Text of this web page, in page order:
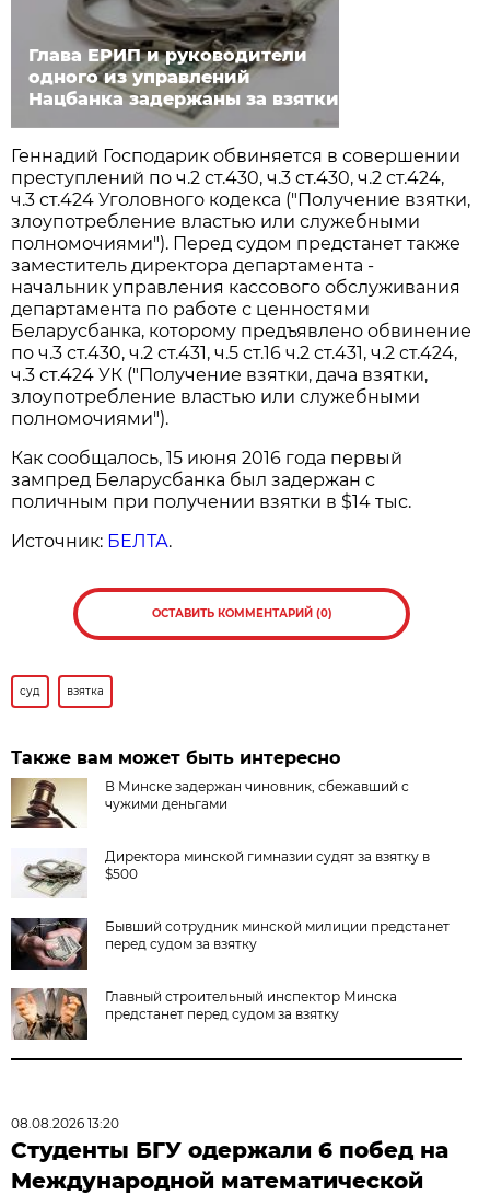
Глава ЕРИП и руководители
одного из управлений
Нацбанка задержаны за взятки
Геннадий Господарик обвиняется в совершении
преступлений по ч.2 ст.430, ч.3 ст.430, ч.2 ст.424,
ч.3 ст.424 Уголовного кодекса ("Получение взятки,
злоупотребление властью или служебными
полномочиями"). Перед судом предстанет также
заместитель директора департамента -
начальник управления кассового обслуживания
департамента по работе с ценностями
Беларусбанка, которому предъявлено обвинение
по ч.3 ст.430, ч.2 ст.431, ч.5 ст.16 ч.2 ст.431, ч.2 ст.424,
ч.3 ст.424 УК ("Получение взятки, дача взятки,
злоупотребление властью или служебными
полномочиями").
Как сообщалось, 15 июня 2016 года первый
зампред Беларусбанка был задержан с
поличным при получении взятки в $14 тыс.
Источник: БЕЛТА.
ОСТАВИТЬ КОММЕНТАРИЙ (0)
суд взятка
Также вам может быть интересно
В Минске задержан чиновник, сбежавший с
чужими деньгами
Директора минской гимназии судят за взятку в
$500
Бывший сотрудник минской милиции предстанет
перед судом за взятку
Главный строительный инспектор Минска
предстанет перед судом за взятку
08.08.2026 13:20
Студенты БГУ одержали 6 побед на
Международной математической